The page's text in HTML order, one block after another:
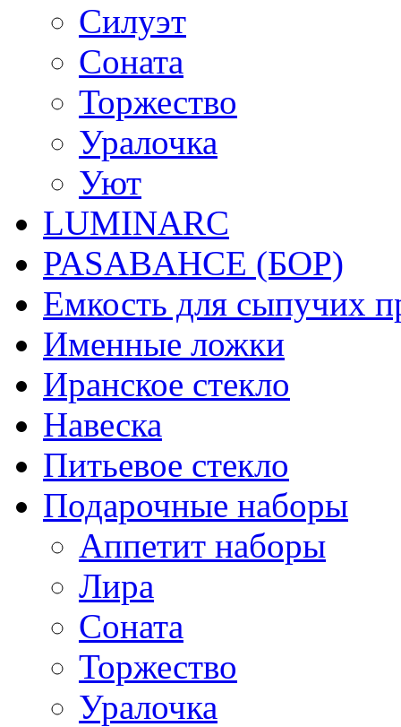
Силуэт
Соната
Торжество
Уралочка
Уют
LUMINARC
PASABAHCE (БОР)
Емкость для сыпучих
Именные ложки
Иранское стекло
Навеска
Питьевое стекло
Подарочные наборы
Аппетит наборы
Лира
Соната
Торжество
Уралочка